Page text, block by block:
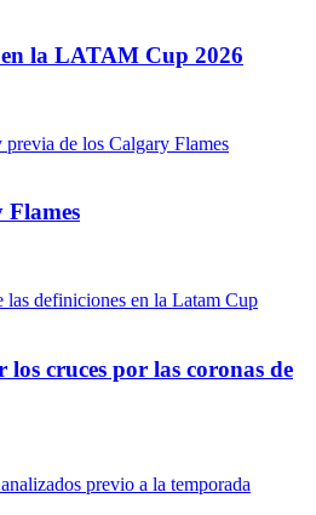
en la LATAM Cup 2026
Flames
los cruces por las coronas de